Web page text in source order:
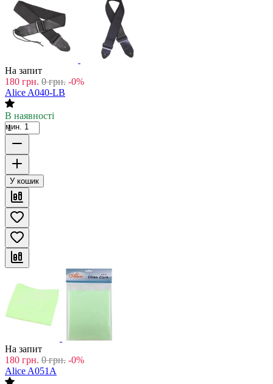
На запит
180 грн. 0 грн. -0%
Alice A040-LB
В наявності
мин. 1
У кошик
На запит
180 грн. 0 грн. -0%
Alice A051A